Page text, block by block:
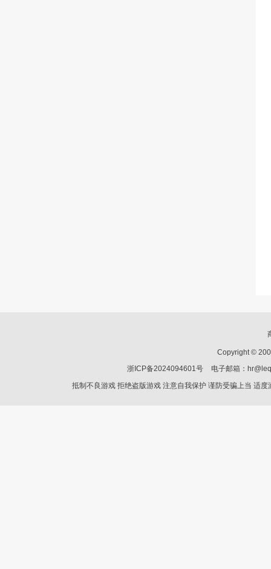
Copyright ©
浙ICP备2024094601号
电子邮箱：
抵制不良游戏 拒绝盗版游戏 注意自我保护 谨防受骗上当 适